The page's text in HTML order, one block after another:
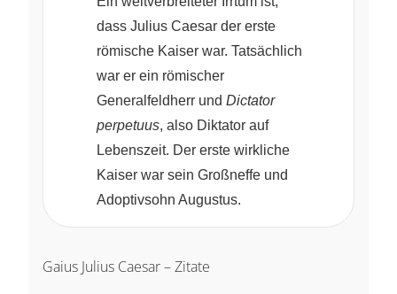
dass Julius Caesar der erste
römische Kaiser war. Tatsächlich
war er ein römischer
Generalfeldherr und Dictator
perpetuus, also Diktator auf
Lebenszeit. Der erste wirkliche
Kaiser war sein Großneffe und
Adoptivsohn Augustus.
Gaius Julius Caesar – Zitate